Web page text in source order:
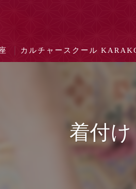
カルチャースクール
着付け